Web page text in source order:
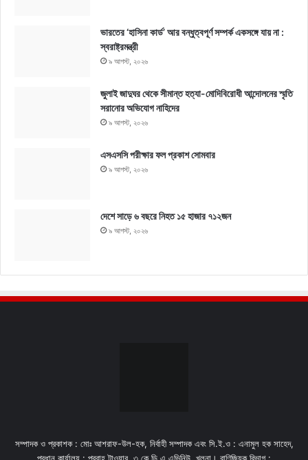
ভারতের ‘হাসিনা কার্ড’ আর বন্ধুত্বপূর্ণ সম্পর্ক একসঙ্গে যায় না :
স্বরাষ্ট্রমন্ত্রী
৯ আগস্ট, ২০২৬
জুলাই জাদুঘর থেকে সীমান্ত হত্যা-মোদিবিরোধী আন্দোলনের স্মৃতি
সরানোর অভিযোগ নাহিদের
৯ আগস্ট, ২০২৬
এসএসসি পরীক্ষার ফল প্রকাশ সোমবার
৯ আগস্ট, ২০২৬
দেশে সাড়ে ৬ বছরে নিহত ১৫ হাজার ৭১২জন
৯ আগস্ট, ২০২৬
সম্পাদক ও প্রকাশক : মোঃ আশরাফ-উল-হক, নির্বাহী সম্পাদক এবং সি.ই.ও : এনামুল হক সাহেদ,